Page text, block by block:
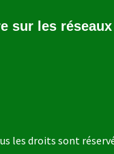
sur les
les droits sont